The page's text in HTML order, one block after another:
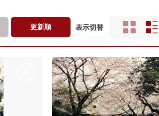
更新順 表示切替